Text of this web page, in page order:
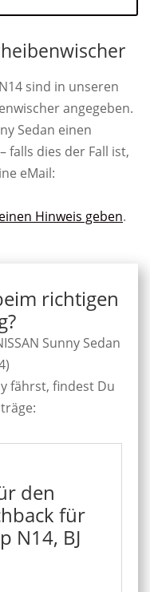
sind in unseren
angegeben.
Sedan einen
falls dies der Fall ist,
eMail:
Hinweis geben.
richtigen
Sunny Sedan
fährst, findest Du
den
für
N14, BJ